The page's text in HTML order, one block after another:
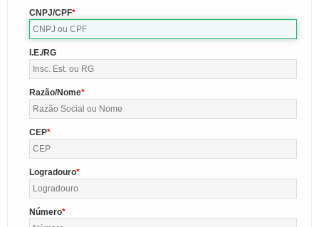
CNPJ/CPF
I.E./RG
Razão/Nome
CEP
Logradouro
Número